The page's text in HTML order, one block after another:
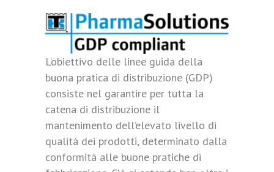
L’obiettivo delle linee guida della
buona pratica di distribuzione (GDP)
consiste nel garantire per tutta la
catena di distribuzione il
mantenimento dell’elevato livello di
qualità dei prodotti, determinato dalla
conformità alle buone pratiche di